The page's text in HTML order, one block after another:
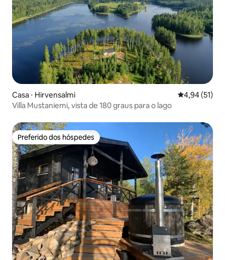
Casa ⋅ Hirvensalmi 4,94 de uma
4,94 (51)
Villa Mustaniemi, vista de 180 graus para o lago
Preferido dos hóspedes
Preferido dos hóspedes